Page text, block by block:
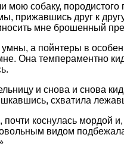
собаку, породистого
прижавшись друг к
мне брошенный
а пойнтеры в
Она темпераментно
и снова и снова
схватила
коснулась мордой и,
видом